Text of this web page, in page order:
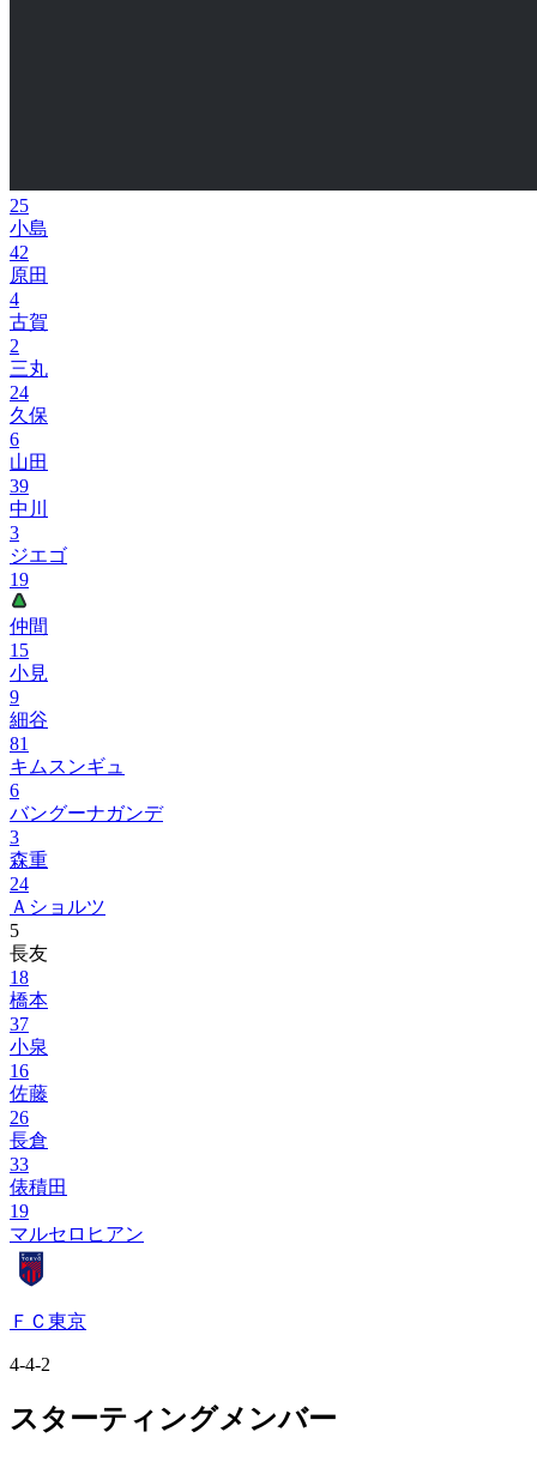
25
小島
42
原田
4
古賀
2
三丸
24
久保
6
山田
39
中川
3
ジエゴ
19
仲間
15
小見
9
細谷
81
キムスンギュ
6
バングーナガンデ
3
森重
24
Ａショルツ
5
長友
18
橋本
37
小泉
16
佐藤
26
長倉
33
俵積田
19
マルセロヒアン
ＦＣ東京
4-4-2
スターティングメンバー